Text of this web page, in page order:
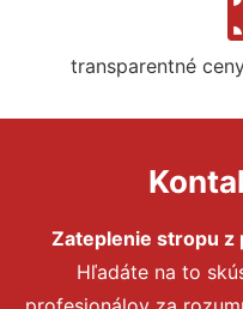
transparentné
Zateplenie stropu z
Hľadáte na to